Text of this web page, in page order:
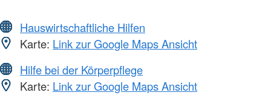
Hauswirtschaftliche Hilfen
Karte: Link zur Google Maps Ansicht
Hilfe bei der Körperpflege
Karte: Link zur Google Maps Ansicht